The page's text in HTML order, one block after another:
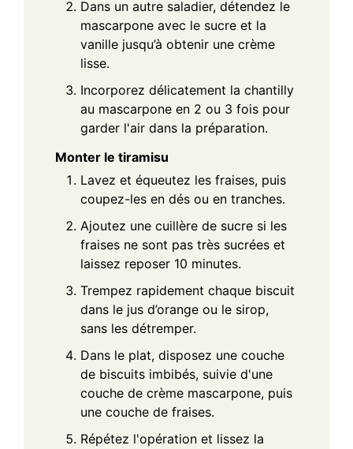
Dans un autre saladier, détendez le
mascarpone avec le sucre et la
vanille jusqu’à obtenir une crème
lisse.
Incorporez délicatement la chantilly
au mascarpone en 2 ou 3 fois pour
garder l'air dans la préparation.
Monter le tiramisu
Lavez et équeutez les fraises, puis
coupez-les en dés ou en tranches.
Ajoutez une cuillère de sucre si les
fraises ne sont pas très sucrées et
laissez reposer 10 minutes.
Trempez rapidement chaque biscuit
dans le jus d’orange ou le sirop,
sans les détremper.
Dans le plat, disposez une couche
de biscuits imbibés, suivie d'une
couche de crème mascarpone, puis
une couche de fraises.
Répétez l'opération et lissez la